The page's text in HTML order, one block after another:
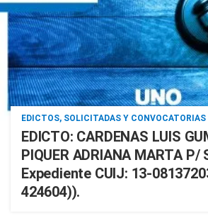
EDICTOS, SOLICITADAS Y CONVOCATORIAS
EDICTO: CARDENAS LUIS
PIQUER ADRIANA MARTA P/
Expediente CUIJ: 13-
424604)).